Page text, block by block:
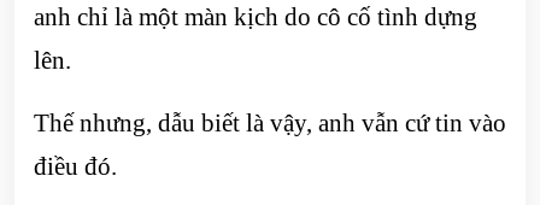
anh chỉ là một màn kịch do cô cố tình dựng
lên.
Thế nhưng, dẫu biết là vậy, anh vẫn cứ tin vào
điều đó.